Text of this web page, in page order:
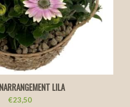
LILA
€23,50